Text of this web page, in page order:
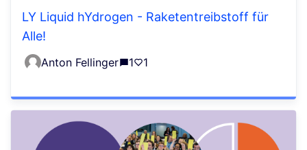
LY Liquid hYdrogen - Raketentreibstoff für
Alle!
Anton Fellinger 1 1